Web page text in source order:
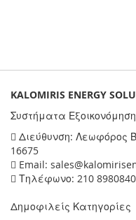
KALOMIRIS ENERGY
Συστήματα
Διεύθυνση: Λεωφόρος
16675
Email:
Τηλέφωνο: 210 8980840
Δημοφιλείς Κατηγορίες